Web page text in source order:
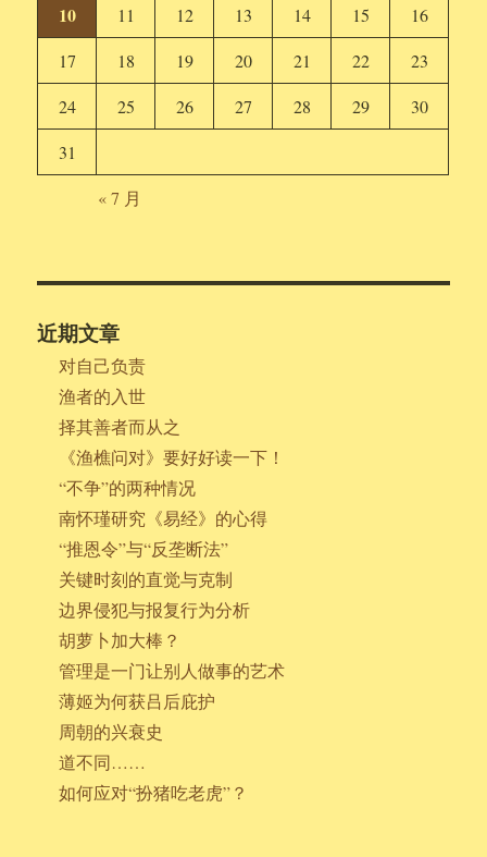
10 11 12 13 14 15
16
17
18 19 20 21 22
23
24
25 26 27 28 29
30
31
« 7 月
近期文章
对自己负责
渔者的入世
择其善者而从之
《渔樵问对》要好好读一下！
“不争”的两种情况
南怀瑾研究《易经》的心得
“推恩令”与“反垄断法”
关键时刻的直觉与克制
边界侵犯与报复行为分析
胡萝卜加大棒？
管理是一门让别人做事的艺术
薄姬为何获吕后庇护
周朝的兴衰史
道不同……
如何应对“扮猪吃老虎”？